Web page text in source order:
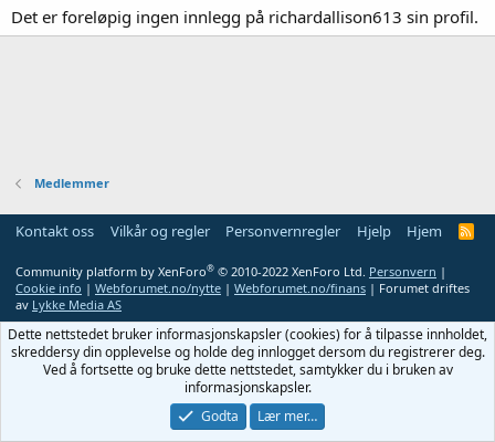
Det er foreløpig ingen innlegg på richardallison613 sin profil.
Medlemmer
Kontakt oss Vilkår og regler Personvernregler Hjelp Hjem
R
Community platform by XenForo® © 2010-2022 XenForo Ltd. Personvern |
Cookie info | Webforumet.no/nytte | Webforumet.no/finans | Forumet driftes
av Lykke Media AS
Dette nettstedet bruker informasjonskapsler (cookies) for å tilpasse innholdet,
skreddersy din opplevelse og holde deg innlogget dersom du registrerer deg.
Ved å fortsette og bruke dette nettstedet, samtykker du i bruken av
informasjonskapsler.
Godta
Lær mer…